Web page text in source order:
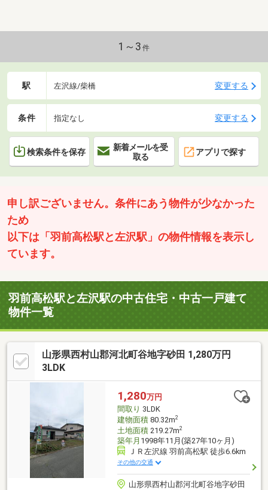
1～3 件
駅 左沢線/柴橋 変更する
条件 指定なし 変更する
検索条件を保存
新着メールを受
取る
アプリで探す
申し訳ございません。条件にあう物件が少なかった
ため
以下は「羽前高松駅と左沢駅」の物件情報を表示し
ています。
羽前高松駅と左沢駅の中古住宅・中古一戸建て
物件一覧
山形県西村山郡河北町谷地字砂田 1,280万円
3LDK
1,280万円
間取り 3LDK
建物面積80.32m2
土地面積219.27m2
築年月 1998年11月(築27年10ヶ月)
ＪＲ左沢線 羽前高松駅 徒歩6.6km
その他の交通
山形県西村山郡河北町谷地字砂田